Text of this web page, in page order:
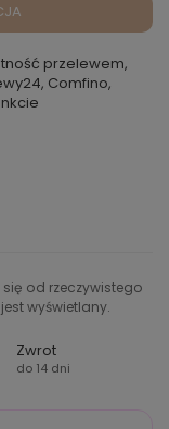
przelewem,
Comfino,
od rzeczywistego
wyświetlany.
Zwrot
do 14 dni